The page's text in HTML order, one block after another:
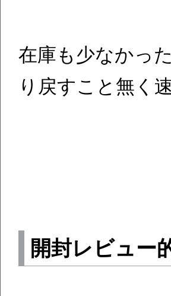
在庫も少なかっ
り戻すこと無く
開封レビュー